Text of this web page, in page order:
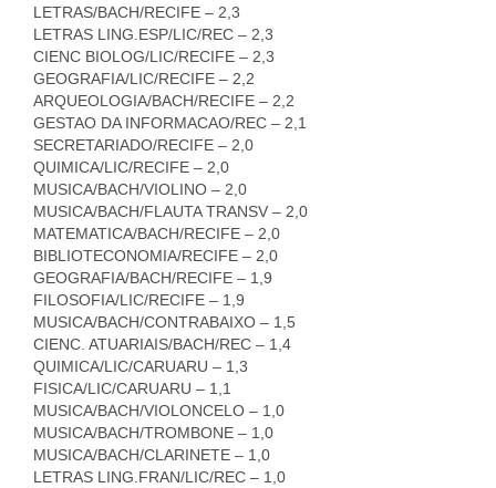
LETRAS/BACH/RECIFE – 2,3
LETRAS LING.ESP/LIC/REC – 2,3
CIENC BIOLOG/LIC/RECIFE – 2,3
GEOGRAFIA/LIC/RECIFE – 2,2
ARQUEOLOGIA/BACH/RECIFE – 2,2
GESTAO DA INFORMACAO/REC – 2,1
SECRETARIADO/RECIFE – 2,0
QUIMICA/LIC/RECIFE – 2,0
MUSICA/BACH/VIOLINO – 2,0
MUSICA/BACH/FLAUTA TRANSV – 2,0
MATEMATICA/BACH/RECIFE – 2,0
BIBLIOTECONOMIA/RECIFE – 2,0
GEOGRAFIA/BACH/RECIFE – 1,9
FILOSOFIA/LIC/RECIFE – 1,9
MUSICA/BACH/CONTRABAIXO – 1,5
CIENC. ATUARIAIS/BACH/REC – 1,4
QUIMICA/LIC/CARUARU – 1,3
FISICA/LIC/CARUARU – 1,1
MUSICA/BACH/VIOLONCELO – 1,0
MUSICA/BACH/TROMBONE – 1,0
MUSICA/BACH/CLARINETE – 1,0
LETRAS LING.FRAN/LIC/REC – 1,0